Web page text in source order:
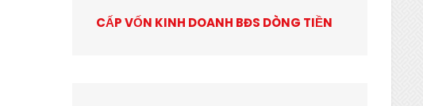
CẤP VỐN KINH DOANH BĐS DÒNG TIỀN